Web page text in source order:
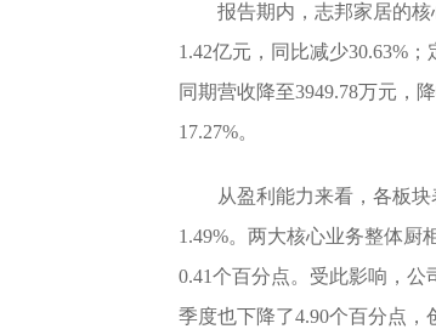
报告期内，志邦家居的
1.42亿元，同比减少30.63%
同期营收降至3949.78万元，
17.27%。
从盈利能力来看，各板
1.49%。两大核心业务整体厨
0.41个百分点。受此影响，公
季度也下降了4.90个百分点，